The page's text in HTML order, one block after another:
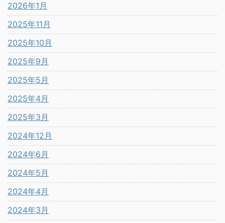
2026年1月
2025年11月
2025年10月
2025年9月
2025年5月
2025年4月
2025年3月
2024年12月
2024年6月
2024年5月
2024年4月
2024年3月